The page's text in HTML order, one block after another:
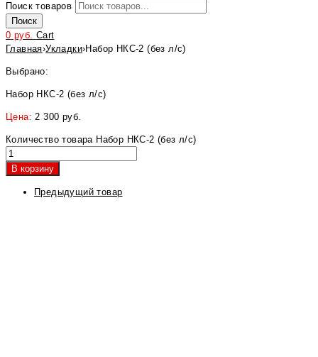
Поиск товаров
Поиск
0 руб. Cart
Главная›Укладки›Набор НКС-2 (без л/с)
Выбрано:
Набор НКС-2 (без л/с)
Цена:2 300 руб.
Количество товара Набор НКС-2 (без л/с)
В корзину
Предыдущий товар